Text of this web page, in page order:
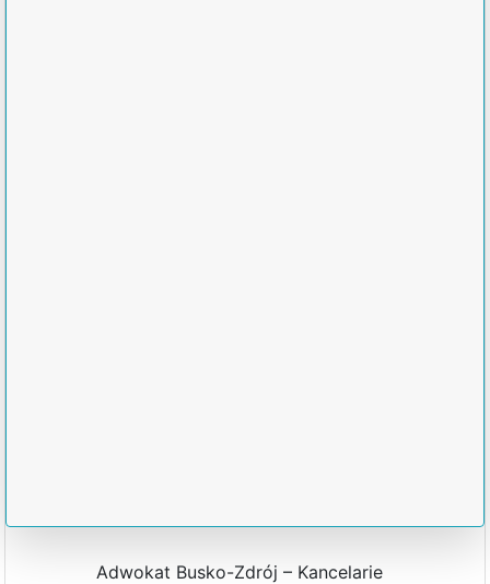
Adwokat Busko-Zdrój – Kancelarie